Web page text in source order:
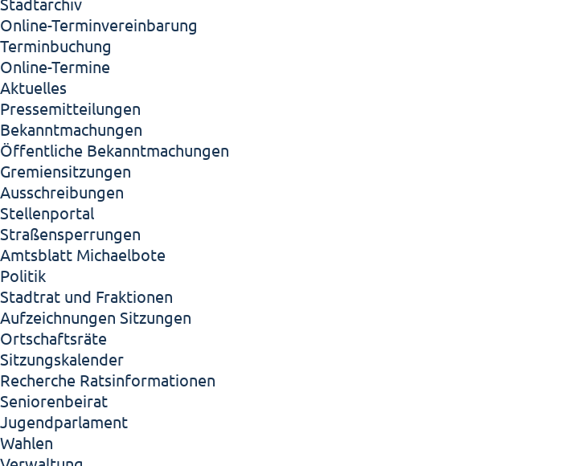
Online-Terminvereinbarung
Terminbuchung
Online-Termine
Aktuelles
Pressemitteilungen
Bekanntmachungen
Öffentliche Bekanntmachungen
Gremiensitzungen
Ausschreibungen
Stellenportal
Straßensperrungen
Amtsblatt Michaelbote
Politik
Stadtrat und Fraktionen
Aufzeichnungen Sitzungen
Ortschaftsräte
Sitzungskalender
Recherche Ratsinformationen
Seniorenbeirat
Jugendparlament
Wahlen